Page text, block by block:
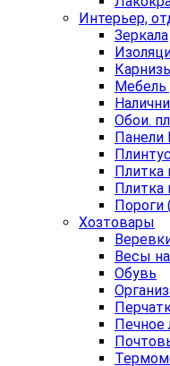
Интерьер,
Зеркала
Мебель
Обои.
Панели
Плитка
Плитка
Пороги
Хозтовары
Весы
Обувь
Печное